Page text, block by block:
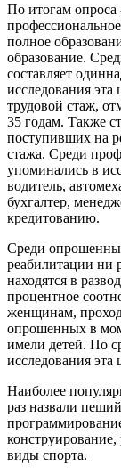
По итогам опроса
полное
образование.
составляет
исследования
трудовой стаж,
35 годам. Также
поступивших на
стажа. Среди
упоминались в
водитель,
бухгалтер,
кредитованию.
Среди
реабилитации ни
находятся в
процентное
женщинам,
опрошенных в
имели детей. По
исследования эта
Наиболее
раз назвали
виды спорта.